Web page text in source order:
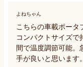
よねちゃん
こちらの車載ポータ
コンパクトサイズ
間で温度調節可能。
手が良いと思います